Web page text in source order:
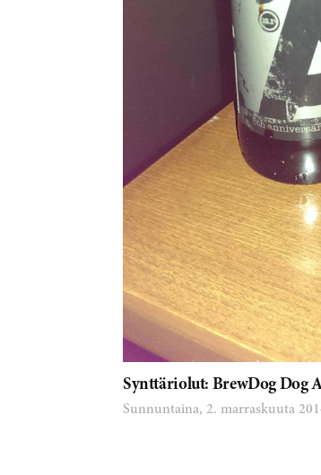
Synttäriolut: BrewDog Dog
Sunnuntaina, 2. marraskuuta